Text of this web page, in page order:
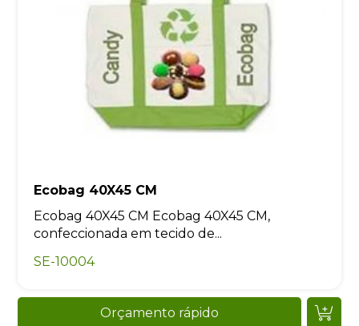
Ecobag 40X45 CM
Ecobag 40X45 CM Ecobag 40X45 CM,
confeccionada em tecido de...
SE-10004
Orçamento rápido